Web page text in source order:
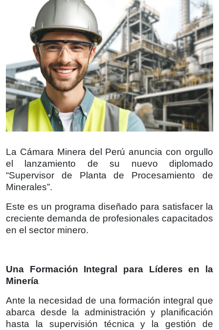
La Cámara Minera del Perú anuncia con orgullo
el lanzamiento de su nuevo diplomado
“Supervisor de Planta de Procesamiento de
Minerales”.
Este es un programa diseñado para satisfacer la
creciente demanda de profesionales capacitados
en el sector minero.
Una Formación Integral para Líderes en la
Minería
Ante la necesidad de una formación integral que
abarca desde la administración y planificación
hasta la supervisión técnica y la gestión de